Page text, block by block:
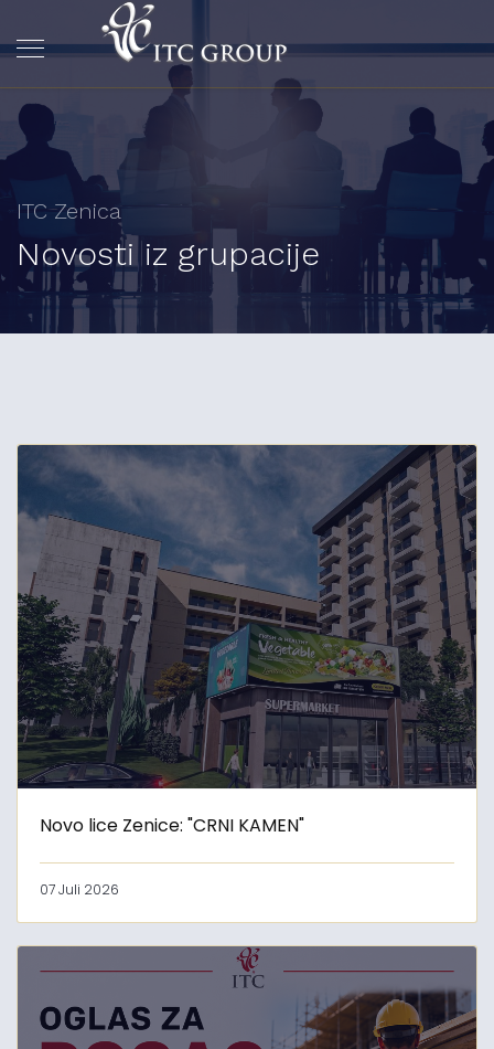
ITC Zenica
Novosti iz grupacije
Novo lice Zenice: "CRNI KAMEN"
07 Juli 2026